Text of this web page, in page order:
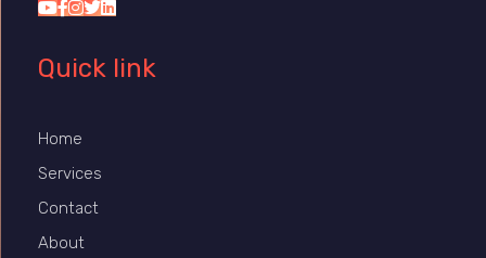
Quick link
Home
Services
Contact
About